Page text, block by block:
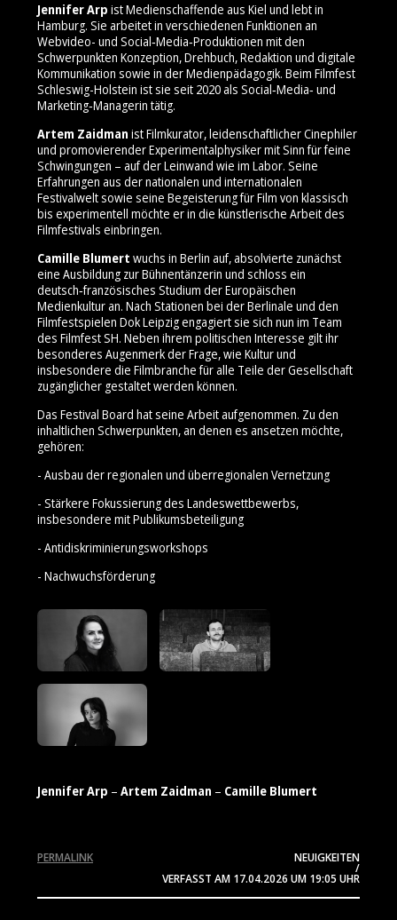
Jennifer Arp ist Medienschaffende aus Kiel und lebt in
Hamburg. Sie arbeitet in verschiedenen Funktionen an
Webvideo- und Social‑Media‑Produktionen mit den
Schwerpunkten Konzeption, Drehbuch, Redaktion und digitale
Kommunikation sowie in der Medienpädagogik. Beim Filmfest
Schleswig-Holstein ist sie seit 2020 als Social‑Media‑ und
Marketing‑Managerin tätig.
Artem Zaidman ist Filmkurator, leidenschaftlicher Cinephiler
und promovierender Experimentalphysiker mit Sinn für feine
Schwingungen – auf der Leinwand wie im Labor. Seine
Erfahrungen aus der nationalen und internationalen
Festivalwelt sowie seine Begeisterung für Film von klassisch
bis experimentell möchte er in die künstlerische Arbeit des
Filmfestivals einbringen.
Camille Blumert wuchs in Berlin auf, absolvierte zunächst
eine Ausbildung zur Bühnentänzerin und schloss ein
deutsch‑französisches Studium der Europäischen
Medienkultur an. Nach Stationen bei der Berlinale und den
Filmfestspielen Dok Leipzig engagiert sie sich nun im Team
des Filmfest SH. Neben ihrem politischen Interesse gilt ihr
besonderes Augenmerk der Frage, wie Kultur und
insbesondere die Filmbranche für alle Teile der Gesellschaft
zugänglicher gestaltet werden können.
Das Festival Board hat seine Arbeit aufgenommen. Zu den
inhaltlichen Schwerpunkten, an denen es ansetzen möchte,
gehören:
- Ausbau der regionalen und überregionalen Vernetzung
- Stärkere Fokussierung des Landeswettbewerbs,
insbesondere mit Publikumsbeteiligung
- Antidiskriminierungsworkshops
- Nachwuchsförderung
Jennifer Arp – Artem Zaidman – Camille Blumert
NEUIGKEITEN
/
VERFASST AM 17.04.2026 UM 19:05 UHR
PERMALINK